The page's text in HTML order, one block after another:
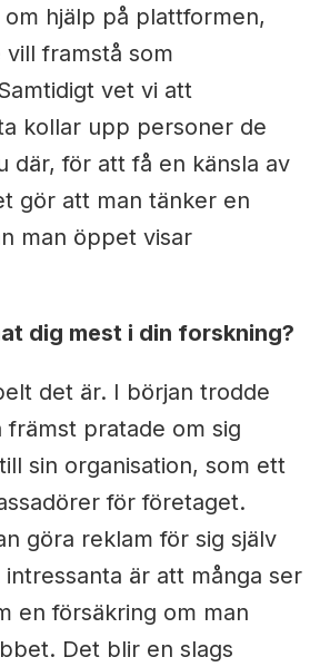
hjälp på plattformen,
framstå som
vet vi att
kollar upp personer de
där, för att få en känsla av
gör att man tänker en
man öppet visar
dig mest i din forskning?
det är. I början trodde
främst pratade om sig
sin organisation, som ett
för företaget.
göra reklam för sig själv
är att många ser
en försäkring om man
Det blir en slags